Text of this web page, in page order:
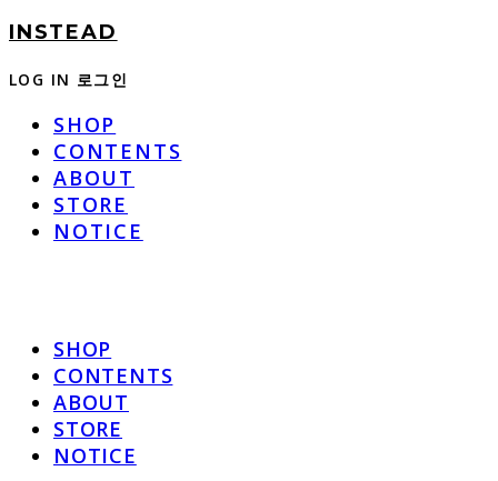
INSTEAD
LOG IN 로그인
SHOP
CONTENTS
ABOUT
STORE
NOTICE
SHOP
CONTENTS
ABOUT
STORE
NOTICE